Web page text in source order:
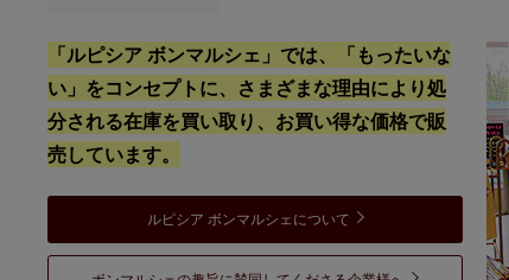
「ルピシア ボンマルシェ」では、「もったいな
い」をコンセプトに、さまざまな理由により処
分される在庫を買い取り、お買い得な価格で販
売しています。
ルピシア ボンマルシェについて